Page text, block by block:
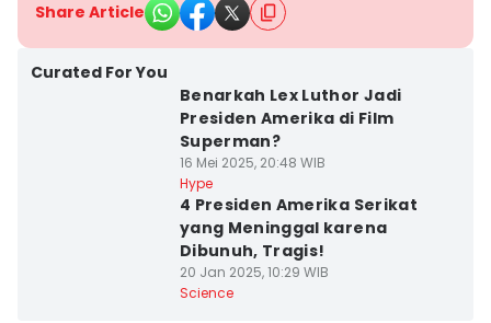
Share Article
Curated For You
Benarkah Lex Luthor Jadi
Presiden Amerika di Film
Superman?
16 Mei 2025, 20:48 WIB
Hype
4 Presiden Amerika Serikat
yang Meninggal karena
Dibunuh, Tragis!
20 Jan 2025, 10:29 WIB
Science